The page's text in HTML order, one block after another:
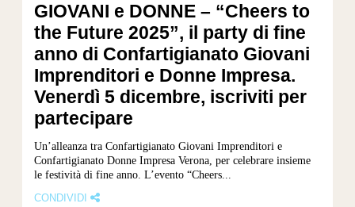
GIOVANI e DONNE – “Cheers to
the Future 2025”, il party di fine
anno di Confartigianato Giovani
Imprenditori e Donne Impresa.
Venerdì 5 dicembre, iscriviti per
partecipare
Un’alleanza tra Confartigianato Giovani Imprenditori e
Confartigianato Donne Impresa Verona, per celebrare insieme
le festività di fine anno. L’evento “Cheers...
CONDIVIDI